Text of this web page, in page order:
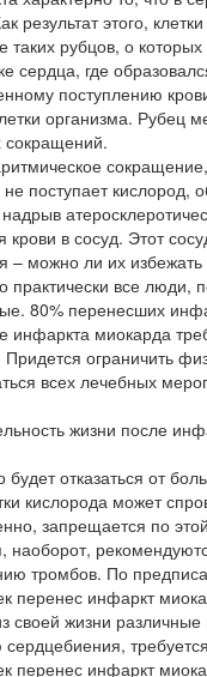
результат этого,
таких рубцов, о
сердца, где
поступлению
организма. Рубец
сокращений.
поступает кислород,
крови в сосуд. Этот
– можно ли их избежать
практически все
80% перенесших
инфаркта миокарда
ограничить
всех лечебных
жизни после
отказаться от
кислорода может
запрещается по
наоборот,
тромбов. По
перенес инфаркт
своей жизни
перенес инфаркт